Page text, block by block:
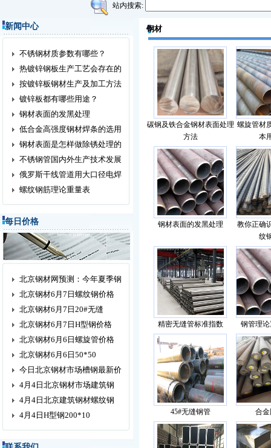
站内搜索:
新闻中心
不锈钢材质参数有哪些？
热镀锌钢板生产工艺会存在的
按镀锌板钢材生产及加工方法
镀锌板都有哪些用途？
钢材表面的发黑处理
低合金高强度钢材焊条的选用
钢材表面是怎样做除锈处理的
不锈钢管国内外生产技术发展
俄罗斯干线管道用大口径电焊
螺纹钢筋理论重量表
每日价格
北京钢材网预测：今年夏季钢
北京钢材6月7日螺纹钢价格
北京钢材6月7日20#无缝
北京钢材6月7日H型钢价格
北京钢材6月6日螺旋管价格
北京钢材6月6日50*50
今日北京钢材市场槽钢最新价
4月4日北京钢材市场建筑钢
4月4日北京建筑钢材螺纹钢
4月4日H型钢200*10
钢材
碳钢及铁合金钢材表面处理
方法
螺旋管材
本
钢材表面的发黑处理
教你正确
纹
精密无缝管标准指数 钢管理
45#无缝钢管 合